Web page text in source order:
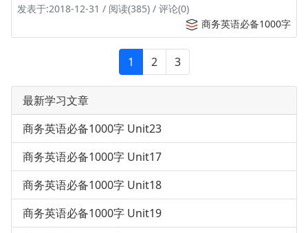
发表于:2018-12-31 / 阅读(385) / 评论(0)
商务英语必备1000字
1 2 3
最新学习文章
商务英语必备1000字 Unit23
商务英语必备1000字 Unit17
商务英语必备1000字 Unit18
商务英语必备1000字 Unit19